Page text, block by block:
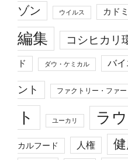
ゾン ウイルス カド
編集
コシヒカリ
ド ダウ・ケミカル バ
ント ファクトリー・ファ
ト
ユーカリ ラ
カルフード 人権